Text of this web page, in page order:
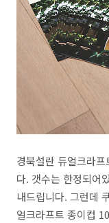
경북설란 듀얼크라
다. 갯수는 한정되어
내드립니다. 그런데
얼크라프트 종이컵